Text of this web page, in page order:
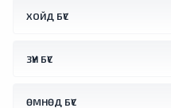
ХОЙД БҮС
ЗҮҮН БҮС
ӨМНӨД БҮС